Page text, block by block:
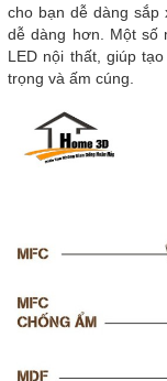
cho bạn dễ dàng sắp
dễ dàng hơn. Một số
LED nội thất, giúp
trọng và ấm cúng.